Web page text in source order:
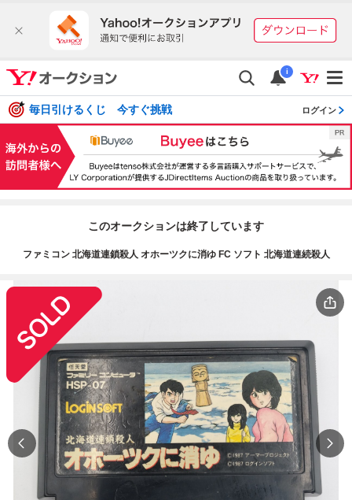
i
毎日引けるくじ 今すぐ挑戦 ログイン
このオークションは終了しています
ファミコン 北海道連鎖殺人 オホーツクに消ゆ FC ソフト 北海道連続殺人